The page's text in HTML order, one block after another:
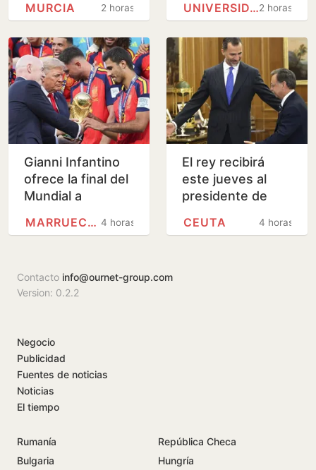
huir
2 horas
MURCIA
Analizamos la2 horas
UNIVERSIDAD DE BARCELONA
Gianni Infantino
ofrece la final del
Mundial a
cambio de apoyos
4 horas
MARRUECOS
El rey recibirá
este jueves al
presidente de
4 horas
CEUTA
Contacto info@ournet-group.com
Version: 0.2.2
Negocio
Publicidad
Fuentes de noticias
Noticias
El tiempo
Rumanía
República Checa
Bulgaria
Hungría